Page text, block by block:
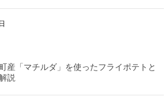
産「マチルダ」を使ったフライポテトと
説